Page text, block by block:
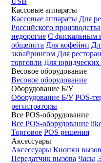
Кассовые аппараты
Кассовые аппараты Для
Российского производства
недорогие С фискальным
общепита Для кофейни
эквайрингом Для
торговли Для юридческих
Весовое оборудование
Весовое оборудование
Оборудование Б/У
Оборудование Б/У POS-
регистраторы
Все POS-оборудование
Все POS-оборудование
Торговое POS решения
Аксессуары
Аксессуары Кнопки
Передатчик вызова Часы